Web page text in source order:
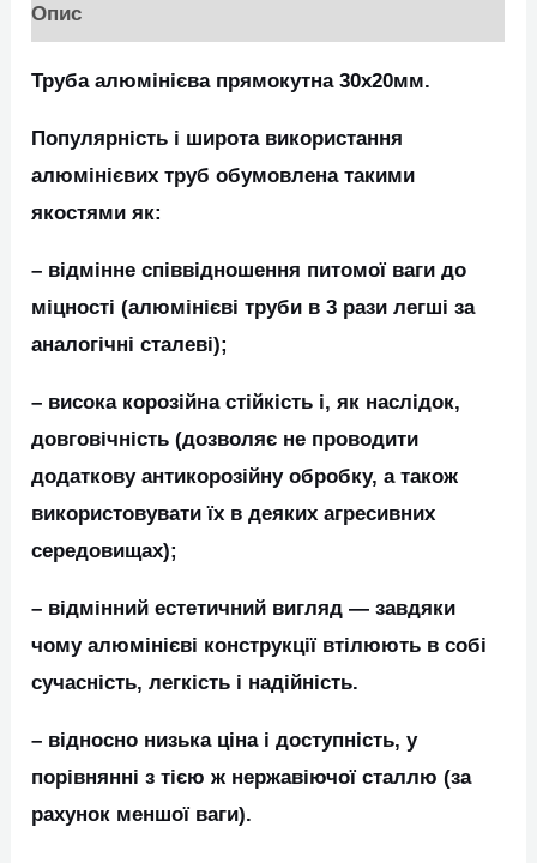
Опис
Труба алюмінієва прямокутна 30х20мм.
Популярність і широта використання
алюмінієвих труб обумовлена такими
якостями як:
– відмінне співвідношення питомої ваги до
міцності (алюмінієві труби в 3 рази легші за
аналогічні сталеві);
– висока корозійна стійкість і, як наслідок,
довговічність (дозволяє не проводити
додаткову антикорозійну обробку, а також
використовувати їх в деяких агресивних
середовищах);
– відмінний естетичний вигляд ― завдяки
чому алюмінієві конструкції втілюють в собі
сучасність, легкість і надійність.
– відносно низька ціна і доступність, у
порівнянні з тією ж нержавіючої сталлю (за
рахунок меншої ваги).